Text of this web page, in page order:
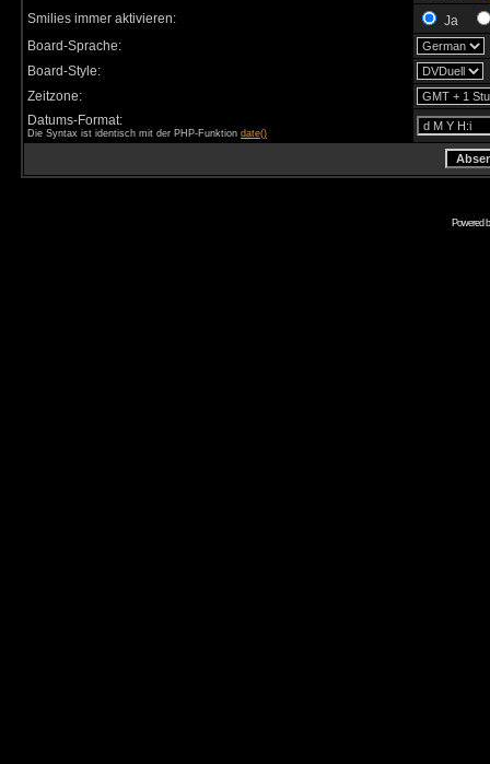
Smilies immer aktivieren:
Ja
Board-Sprache:
Board-Style:
Zeitzone:
Datums-Format:
Die Syntax ist identisch mit der PHP-Funktion date()
Powered